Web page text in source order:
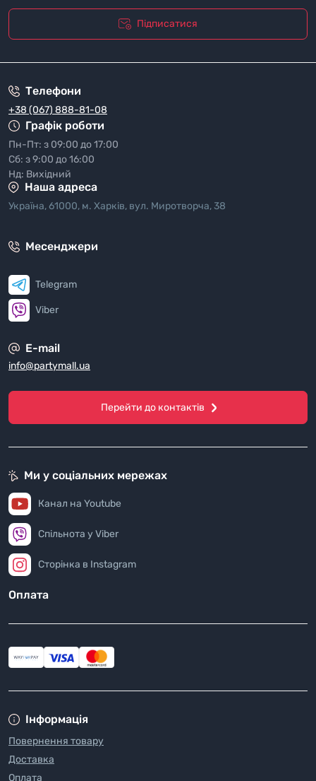
Підписатися
Телефони
+38 (067) 888-81-08
Графік роботи
Пн-Пт: з 09:00 до 17:00
Сб: з 9:00 до 16:00
Нд: Вихідний
Наша адреса
Україна, 61000, м. Харків, вул. Миротворча, 38
Месенджери
Telegram
Viber
E-mail
info@partymall.ua
Перейти до контактів
Інформація
Повернення товару
Доставка
Оплата
Ми у соціальних мережах
Канал на Youtube
Спільнота у Viber
Сторінка в Instagram
Оплата